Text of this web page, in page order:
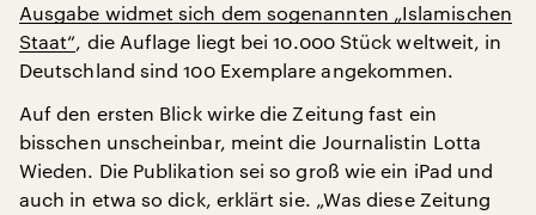
Ausgabe widmet sich dem sogenannten „Islamischen
Staat“, die Auflage liegt bei 10.000 Stück weltweit, in
Deutschland sind 100 Exemplare angekommen.
Auf den ersten Blick wirke die Zeitung fast ein
bisschen unscheinbar, meint die Journalistin Lotta
Wieden. Die Publikation sei so groß wie ein iPad und
auch in etwa so dick, erklärt sie. „Was diese Zeitung